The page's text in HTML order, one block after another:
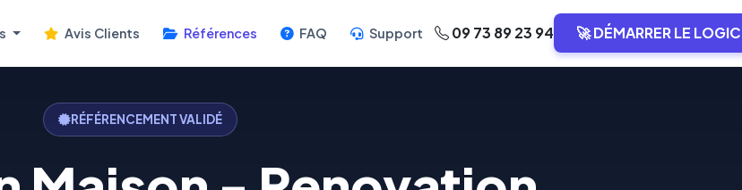
Avis Clients Références FAQ Support 09 73 89 23 94 🚀 DÉMARRER LE
RÉFÉRENCEMENT VALIDÉ